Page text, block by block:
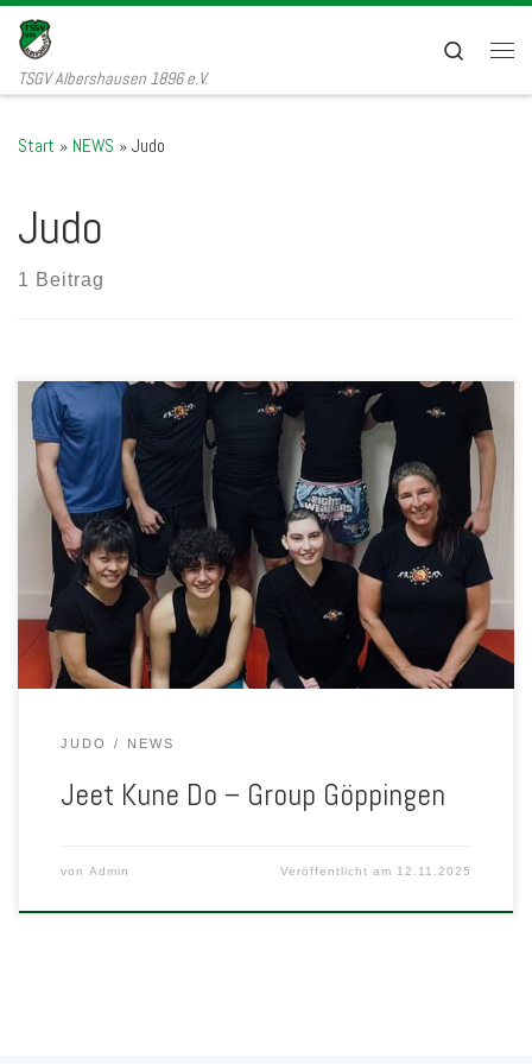
Zum Inhalt springen
TSGV Albershausen 1896 e.V.
Search
Start » NEWS » Judo
Judo
1 Beitrag
Da das Dojo, in dem die Jeet Kune Do – Gruppe der Turnerschaft
Göppingen normalerweise trainiert, wegen dringender
Sanierungsmaßnahmen derzeit nicht genutzt werden kann, stellen
wir für diesen Zeitraum unser Dojo zur Verfügung. Wir freuen uns,
wenn wir hier benachbarte Vereine unterstützen können und
gerade in der heutigen Zeit ist […]
JUDO NEWS
Jeet Kune Do – Group Göppingen
von Admin Veröffentlicht am 12.11.2025